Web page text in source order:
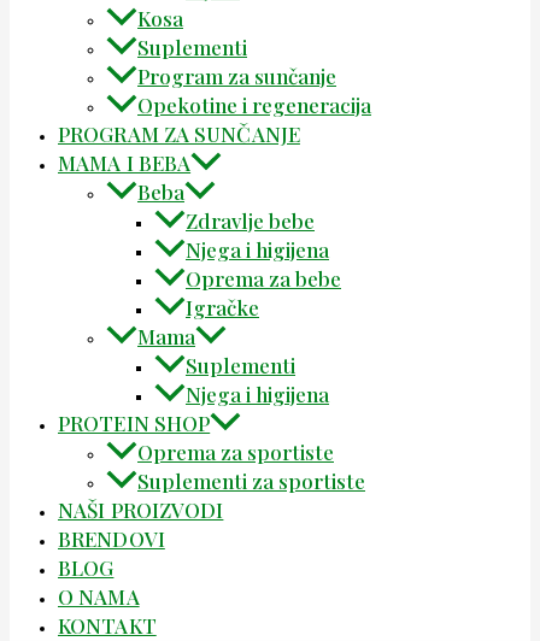
Kosa
Suplementi
Program za sunčanje
Opekotine i regeneracija
PROGRAM ZA SUNČANJE
MAMA I BEBA
Beba
Zdravlje bebe
Njega i higijena
Oprema za bebe
Igračke
Mama
Suplementi
Njega i higijena
PROTEIN SHOP
Oprema za sportiste
Suplementi za sportiste
NAŠI PROIZVODI
BRENDOVI
BLOG
O NAMA
KONTAKT